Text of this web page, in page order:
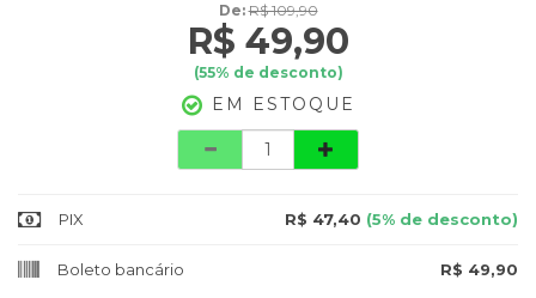
De:R$ 109,90
R$ 49,90
(55% de desconto)
EM ESTOQUE
PIX R$ 47,40 (5% de desconto)
Boleto bancário R$ 49,90